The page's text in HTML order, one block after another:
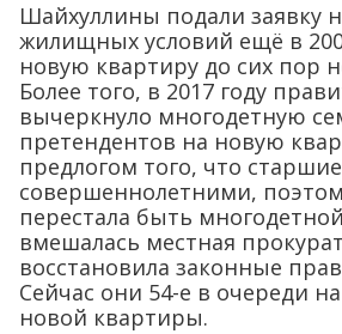
Шайхуллины подали заявку
жилищных условий ещё в
новую квартиру до сих пор
Более того, в 2017 году
вычеркнуло многодетную
претендентов на новую
предлогом того, что
совершеннолетними,
перестала быть
вмешалась местная
восстановила законные
Сейчас они 54-е в очереди
новой квартиры.